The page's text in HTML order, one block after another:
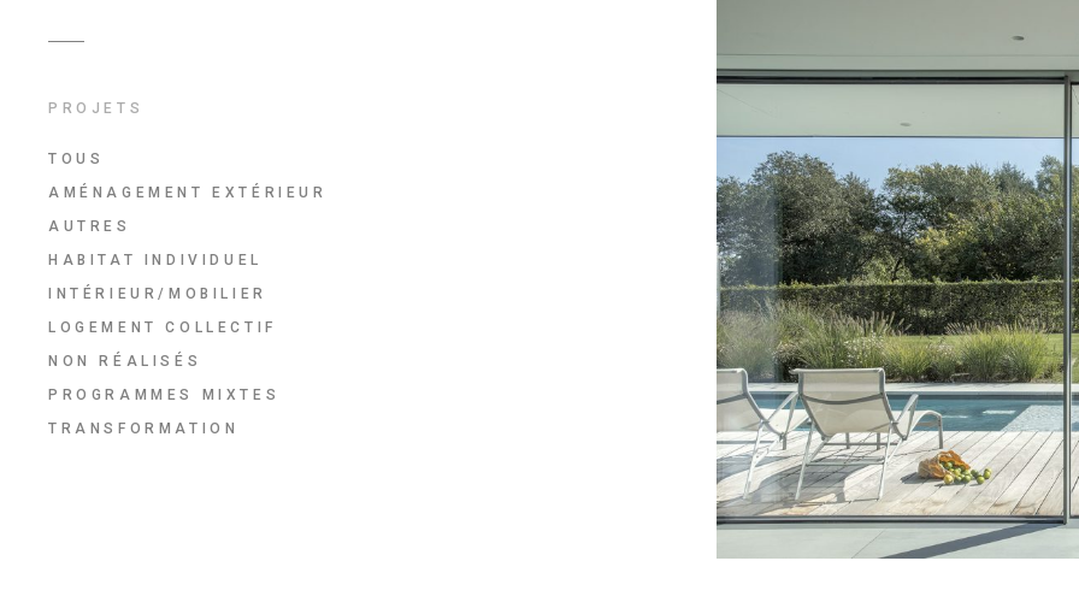
PROJETS
TOUS
AMÉNAGEMENT EXTÉRIEUR
AUTRES
HABITAT INDIVIDUEL
INTÉRIEUR/MOBILIER
LOGEMENT COLLECTIF
NON RÉALISÉS
PROGRAMMES MIXTES
TRANSFORMATION